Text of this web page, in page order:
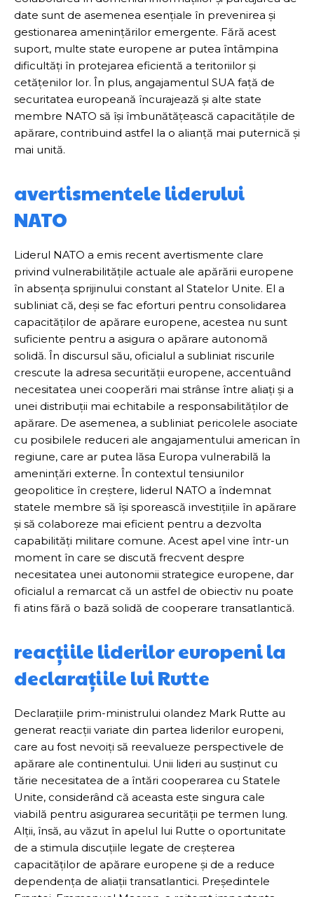
date sunt de asemenea esențiale în prevenirea și
gestionarea amenințărilor emergente. Fără acest
suport, multe state europene ar putea întâmpina
dificultăți în protejarea eficientă a teritoriilor și
cetățenilor lor. În plus, angajamentul SUA față de
securitatea europeană încurajează și alte state
membre NATO să își îmbunătățească capacitățile de
apărare, contribuind astfel la o alianță mai puternică și
mai unită.
avertismentele liderului
NATO
Liderul NATO a emis recent avertismente clare
privind vulnerabilitățile actuale ale apărării europene
în absența sprijinului constant al Statelor Unite. El a
subliniat că, deși se fac eforturi pentru consolidarea
capacităților de apărare europene, acestea nu sunt
suficiente pentru a asigura o apărare autonomă
solidă. În discursul său, oficialul a subliniat riscurile
crescute la adresa securității europene, accentuând
necesitatea unei cooperări mai strânse între aliați și a
unei distribuții mai echitabile a responsabilităților de
apărare. De asemenea, a subliniat pericolele asociate
cu posibilele reduceri ale angajamentului american în
regiune, care ar putea lăsa Europa vulnerabilă la
amenințări externe. În contextul tensiunilor
geopolitice în creștere, liderul NATO a îndemnat
statele membre să își sporească investițiile în apărare
și să colaboreze mai eficient pentru a dezvolta
capabilități militare comune. Acest apel vine într-un
moment în care se discută frecvent despre
necesitatea unei autonomii strategice europene, dar
oficialul a remarcat că un astfel de obiectiv nu poate
fi atins fără o bază solidă de cooperare transatlantică.
reacțiile liderilor europeni la
declarațiile lui Rutte
Declarațiile prim-ministrului olandez Mark Rutte au
generat reacții variate din partea liderilor europeni,
care au fost nevoiți să reevalueze perspectivele de
apărare ale continentului. Unii lideri au susținut cu
tărie necesitatea de a întări cooperarea cu Statele
Unite, considerând că aceasta este singura cale
viabilă pentru asigurarea securității pe termen lung.
Alții, însă, au văzut în apelul lui Rutte o oportunitate
de a stimula discuțiile legate de creșterea
capacităților de apărare europene și de a reduce
dependența de aliații transatlantici. Președintele